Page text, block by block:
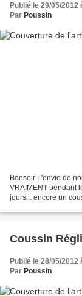
Publié le 29/05/2012
Par Poussin
Bonsoir L'envie de
VRAIMENT pendant
jours... encore un
Coussin
Publié le 28/05/2012
Par Poussin